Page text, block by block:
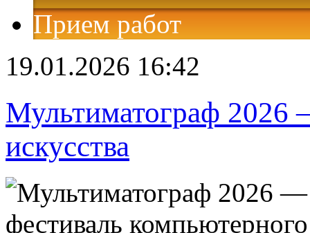
Прием работ
19.01.2026 16:42
Мультиматограф 2026
искусства